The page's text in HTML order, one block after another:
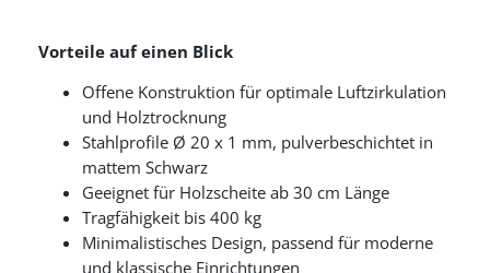
Vorteile auf einen Blick
Offene Konstruktion für optimale Luftzirkulation
und Holztrocknung
Stahlprofile Ø 20 x 1 mm, pulverbeschichtet in
mattem Schwarz
Geeignet für Holzscheite ab 30 cm Länge
Tragfähigkeit bis 400 kg
Minimalistisches Design, passend für moderne